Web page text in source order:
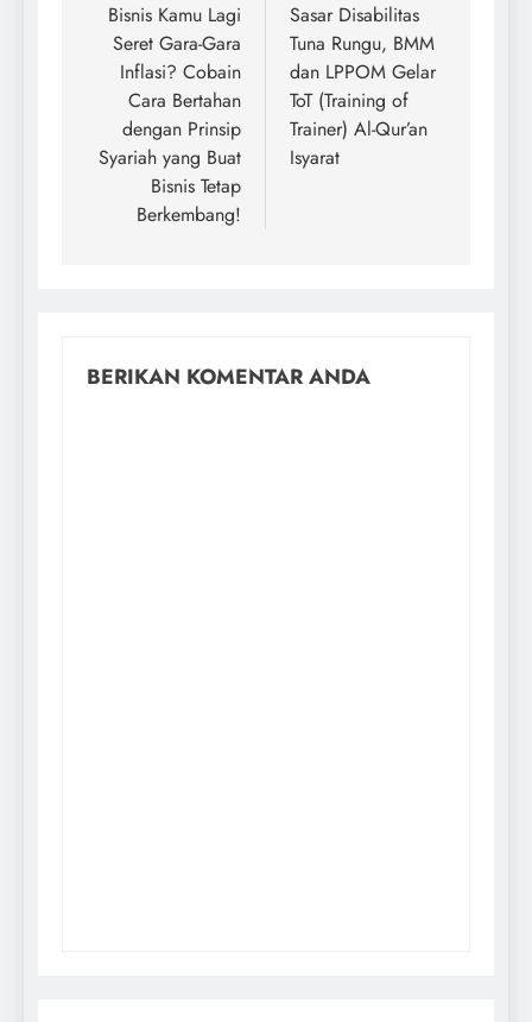
Bisnis Kamu Lagi
Seret Gara-Gara
Inflasi? Cobain
Cara Bertahan
dengan Prinsip
Syariah yang Buat
Bisnis Tetap
Berkembang!
Sasar Disabilitas
Tuna Rungu, BMM
dan LPPOM Gelar
ToT (Training of
Trainer) Al-Qur’an
Isyarat
BERIKAN KOMENTAR ANDA